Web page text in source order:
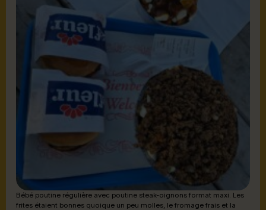
Bébé poutine régulière avec poutine steak-oignons format maxi. Les
frites étaient bonnes quoique un peu molles, le fromage frais et la